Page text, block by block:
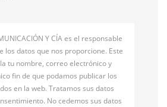
Y CÍA es el responsable
los datos que nos proporcione. Este
tu nombre, correo electrónico y
fin de que podamos publicar los
en la web. Tratamos sus datos
No cedemos sus datos